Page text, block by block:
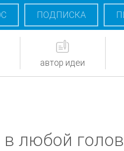
ПОДПИСКА
автор идеи
любой